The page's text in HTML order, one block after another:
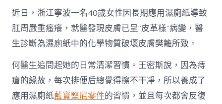
癢
得
坐
立
難
安
元
兇
竟
是
近日，浙江寧波一名40歲女性因長期應用濕廁紙導致
肛周嚴重瘙癢，就醫發現皮膚已呈“皮革樣”病變，醫
生診斷為濕廁紙中的化學物質破壞皮膚樊籬所致。
何醫生追問起她的日常清潔習慣。王密斯說，因為痔
瘡的緣故，每次排便后總覺得擦不干凈，所以養成了
應用濕廁紙藍寶堅尼零件的習慣，並且每次都會反復